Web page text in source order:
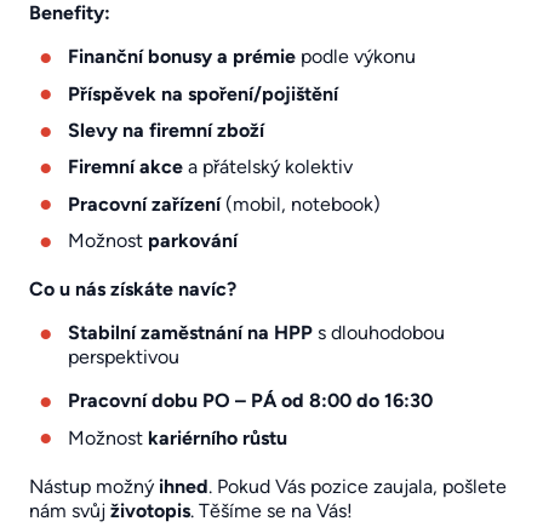
Benefity:
Finanční bonusy a prémie podle výkonu
Příspěvek na spoření/pojištění
Slevy na firemní zboží
Firemní akce a přátelský kolektiv
Pracovní zařízení(mobil, notebook)
Možnost parkování
Co u nás získáte navíc?
Stabilní zaměstnání na HPP s dlouhodobou
perspektivou
Pracovní dobu PO – PÁ od 8:00 do 16:30
Možnost kariérního růstu
Nástup možný ihned. Pokud Vás pozice zaujala, pošlete
nám svůj životopis. Těšíme se na Vás!